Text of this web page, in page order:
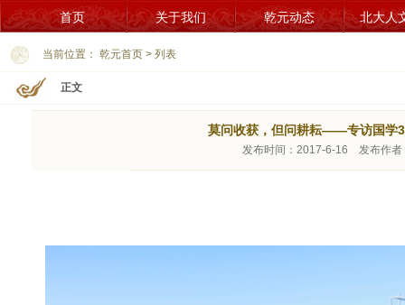
首页 关于我们 乾元动态 北大人
当前位置： 乾元首页 > 列表
正文
莫问收获，但问耕耘——专访国学
发布时间：2017-6-16 发布作